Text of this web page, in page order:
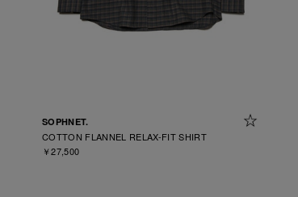
SOPHNET.
COTTON FLANNEL RELAX-FIT SHIRT
￥27,500